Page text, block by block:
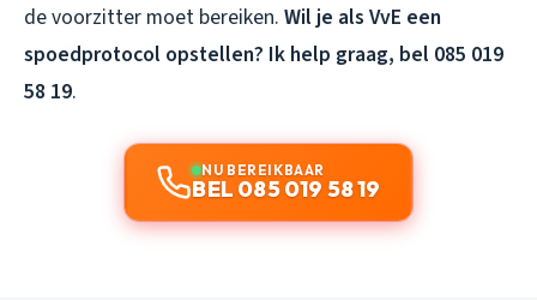
de voorzitter moet bereiken. Wil je als VvE een
spoedprotocol opstellen? Ik help graag, bel 085 019
58 19.
NU BEREIKBAAR
BEL 085 019 58 19